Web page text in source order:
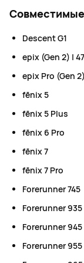
Descent G1
epix (Gen 2) |
epix Pro (Gen
fēnix 5
fēnix 5 Plus
fēnix 6 Pro
fēnix 7
fēnix 7 Pro
Forerunner 745
Forerunner 935
Forerunner 945
Forerunner 955